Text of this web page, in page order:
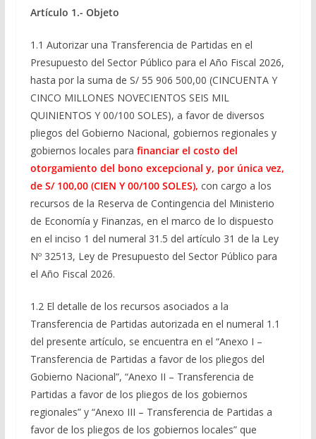
Artículo 1.- Objeto
1.1 Autorizar una Transferencia de Partidas en el
Presupuesto del Sector Público para el Año Fiscal 2026,
hasta por la suma de S/ 55 906 500,00 (CINCUENTA Y
CINCO MILLONES NOVECIENTOS SEIS MIL
QUINIENTOS Y 00/100 SOLES), a favor de diversos
pliegos del Gobierno Nacional, gobiernos regionales y
gobiernos locales para financiar el costo del
otorgamiento del bono excepcional y, por única vez,
de S/ 100,00 (CIEN Y 00/100 SOLES), con cargo a los
recursos de la Reserva de Contingencia del Ministerio
de Economía y Finanzas, en el marco de lo dispuesto
en el inciso 1 del numeral 31.5 del artículo 31 de la Ley
Nº 32513, Ley de Presupuesto del Sector Público para
el Año Fiscal 2026.
1.2 El detalle de los recursos asociados a la
Transferencia de Partidas autorizada en el numeral 1.1
del presente artículo, se encuentra en el “Anexo I –
Transferencia de Partidas a favor de los pliegos del
Gobierno Nacional”, “Anexo II – Transferencia de
Partidas a favor de los pliegos de los gobiernos
regionales” y “Anexo III – Transferencia de Partidas a
favor de los pliegos de los gobiernos locales” que